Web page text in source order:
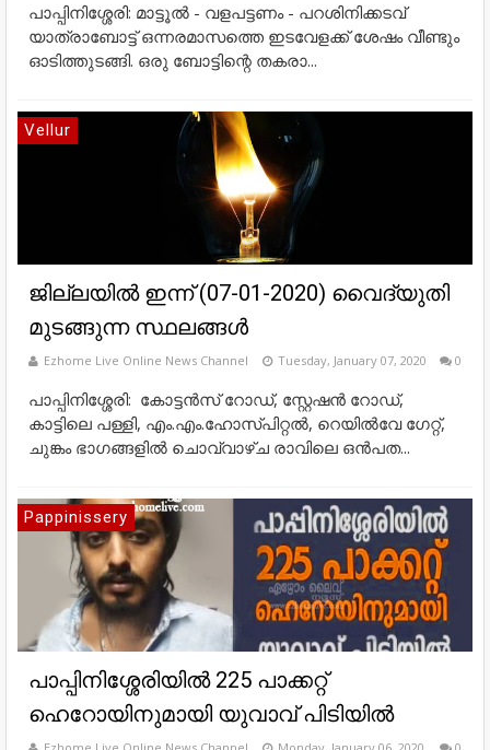
പാപ്പിനിശ്ശേരി: മാട്ടൂല്‍ - വളപട്ടണം - പറശിനിക്കടവ്
യാത്രാബോട്ട് ഒന്നരമാസത്തെ ഇടവേളക്ക് ശേഷം വീണ്ടും
ഓടിത്തുടങ്ങി. ഒരു ബോട്ടിന്റെ തകരാ...
Vellur
ജില്ലയിൽ ഇന്ന് (07-01-2020) വൈദ്യുതി
മുടങ്ങുന്ന സ്ഥലങ്ങൾ
Ezhome Live Online News Channel Tuesday, January 07, 2020 0
പാപ്പിനിശ്ശേരി: കോട്ടൻസ് റോഡ്, സ്റ്റേഷൻ റോഡ്,
കാട്ടിലെ പള്ളി, എം.എം.ഹോസ്പിറ്റൽ, റെയിൽവേ ഗേറ്റ്,
ചുങ്കം ഭാഗങ്ങളിൽ ചൊവ്വാഴ്ച രാവിലെ ഒൻപത...
Pappinissery
പാപ്പിനിശ്ശേരിയില്‍ 225 പാക്കറ്റ്
ഹെറോയിനുമായി യുവാവ് പിടിയില്‍